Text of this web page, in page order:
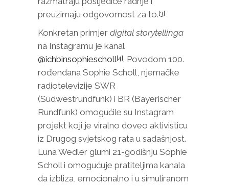
preuzimaju odgovornost za to.[3]
Konkretan primjer digital storytellinga
na Instagramu je kanal
@ichbinsophiescholl[4]. Povodom 100.
rođendana Sophie Scholl, njemačke
radiotelevizije SWR
(Südwestrundfunk) i BR (Bayerischer
Rundfunk) omogućile su Instagram
projekt koji je viralno doveo aktivisticu
iz Drugog svjetskog rata u sadašnjost.
Luna Wedler glumi 21-godišnju Sophie
Scholl i omogućuje pratiteljima kanala
da izbliza, emocionalno i u simuliranom